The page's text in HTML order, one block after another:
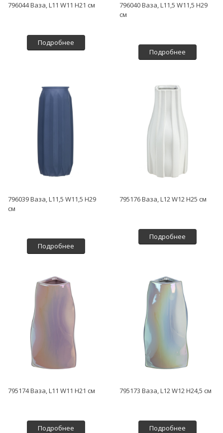
796044 Ваза, L11 W11 H21 см
Подробнее
796040 Ваза, L11,5 W11,5 H29
см
Подробнее
796039 Ваза, L11,5 W11,5 H29
см
Подробнее
795176 Ваза, L12 W12 H25 см
Подробнее
795174 Ваза, L11 W11 H21 см
Подробнее
795173 Ваза, L12 W12 H24,5 см
Подробнее